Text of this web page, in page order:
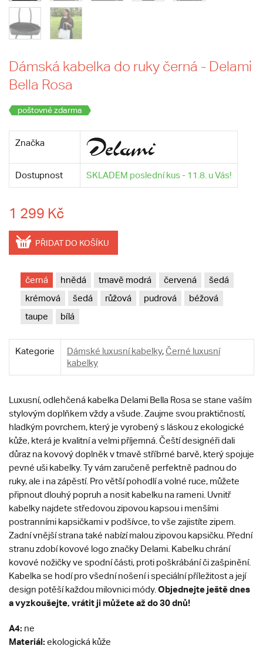
Dámská kabelka do ruky černá - Delami
Bella Rosa
poštovné zdarma
Značka
Dostupnost SKLADEM poslední kus - 11.8. u Vás!
1 299 Kč
PŘIDAT DO KOŠÍKU
černá hnědá tmavě modrá červená
šedá
krémová
šedá růžová pudrová
béžová
taupe
bílá
Kategorie Dámské luxusní kabelky,Černé luxusní
kabelky
Luxusní, odlehčená kabelka Delami Bella Rosa se stane vaším
stylovým doplňkem vždy a všude. Zaujme svou praktičností,
hladkým povrchem, který je vyrobený s láskou z ekologické
kůže, která je kvalitní a velmi příjemná. Čeští designéři dali
důraz na kovový doplněk v tmavě stříbrné barvě, který spojuje
pevné uši kabelky. Ty vám zaručeně perfektně padnou do
ruky, ale i na zápěstí. Pro větší pohodlí a volné ruce, můžete
připnout dlouhý popruh a nosit kabelku na rameni. Uvnitř
kabelky najdete středovou zipovou kapsou i menšími
postranními kapsičkami v podšívce, to vše zajistíte zipem.
Zadní vnější strana také nabízí malou zipovou kapsičku. Přední
stranu zdobí kovové logo značky Delami. Kabelku chrání
kovové nožičky ve spodní části, proti poškrábání či zašpinění.
Kabelka se hodí pro všední nošení i speciální příležitost a její
design potěší každou milovnici módy. Objednejte ještě dnes
a vyzkoušejte, vrátit ji můžete až do 30 dnů!
A4: ne
Materiál: ekologická kůže